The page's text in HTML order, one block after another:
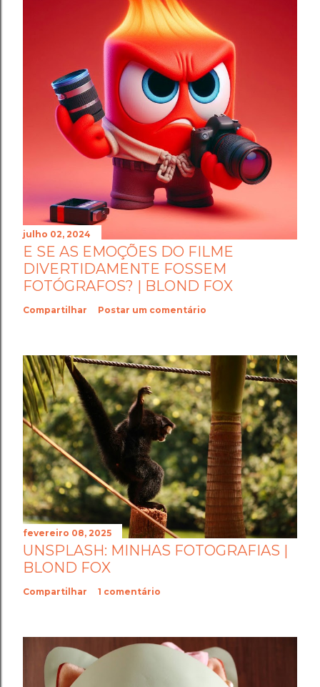
julho 02, 2024
E SE AS EMOÇÕES DO FILME
DIVERTIDAMENTE FOSSEM
FOTÓGRAFOS? | BLOND FOX
Compartilhar Postar um comentário
fevereiro 08, 2025
UNSPLASH: MINHAS FOTOGRAFIAS |
BLOND FOX
Compartilhar 1 comentário